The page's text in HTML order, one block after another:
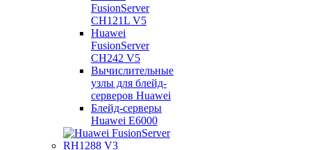
FusionServer
CH121L V5
Huawei
FusionServer
CH242 V5
Вычислительные
узлы для блейд-
серверов Huawei
Блейд-серверы
Huawei E6000